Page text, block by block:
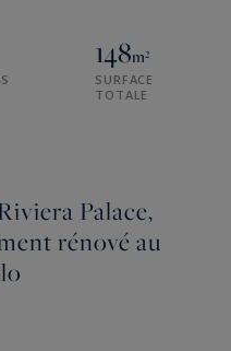
148m²
SURFACE
TOTALE
Palace,
rénové au